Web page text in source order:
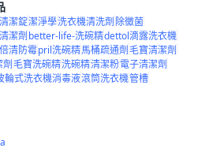
潔錠潔淨學洗衣機清洗劑 除黴菌
潔劑better-life-洗碗精dettol滴露洗衣機
清防霉pril洗碗精馬桶疏通劑毛寶清潔劑
劑毛寶洗碗精洗碗精清潔粉電子清潔劑
輪式洗衣機消毒液滾筒洗衣機管槽